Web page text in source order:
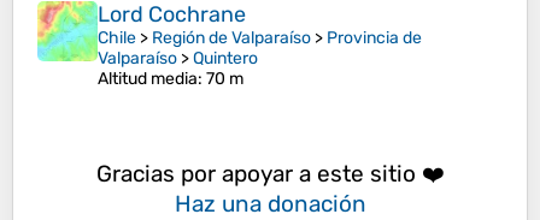
Lord Cochrane
Chile > Región de Valparaíso > Provincia de
Valparaíso >Quintero
Altitud media: 70 m
Gracias por apoyar a este sitio ❤️
Haz una donación